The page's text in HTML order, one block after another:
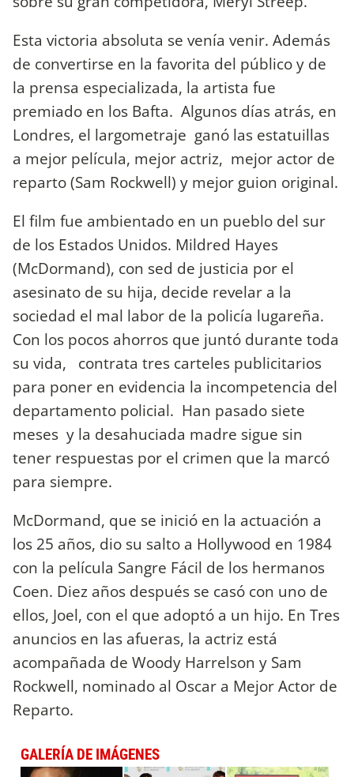
Esta victoria absoluta se venía venir. Además
de convertirse en la favorita del público y de
la prensa especializada, la artista fue
premiado en los Bafta. Algunos días atrás, en
Londres, el largometraje ganó las estatuillas
a mejor película, mejor actriz, mejor actor de
reparto (Sam Rockwell) y mejor guion original.
El film fue ambientado en un pueblo del sur
de los Estados Unidos. Mildred Hayes
(McDormand), con sed de justicia por el
asesinato de su hija, decide revelar a la
sociedad el mal labor de la policía lugareña.
Con los pocos ahorros que juntó durante toda
su vida, contrata tres carteles publicitarios
para poner en evidencia la incompetencia del
departamento policial. Han pasado siete
meses y la desahuciada madre sigue sin
tener respuestas por el crimen que la marcó
para siempre.
McDormand, que se inició en la actuación a
los 25 años, dio su salto a Hollywood en 1984
con la película Sangre Fácil de los hermanos
Coen. Diez años después se casó con uno de
ellos, Joel, con el que adoptó a un hijo. En Tres
anuncios en las afueras, la actriz está
acompañada de Woody Harrelson y Sam
Rockwell, nominado al Oscar a Mejor Actor de
Reparto.
GALERÍA DE IMÁGENES